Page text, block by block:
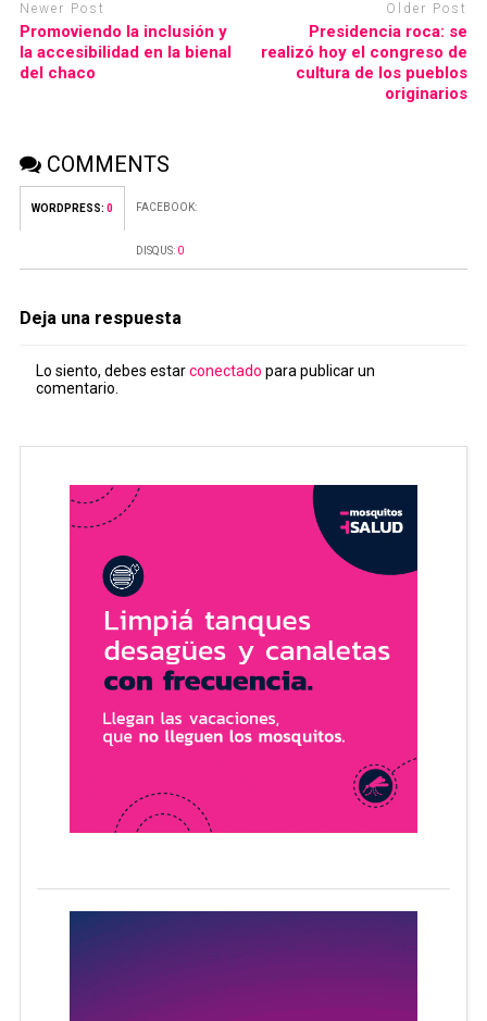
Newer Post
Promoviendo la inclusión y
la accesibilidad en la bienal
del chaco
Older Post
Presidencia roca: se
realizó hoy el congreso de
cultura de los pueblos
originarios
COMMENTS
WORDPRESS: 0 FACEBOOK:
DISQUS: 0
Deja una respuesta
Lo siento, debes estarconectado para publicar un
comentario.